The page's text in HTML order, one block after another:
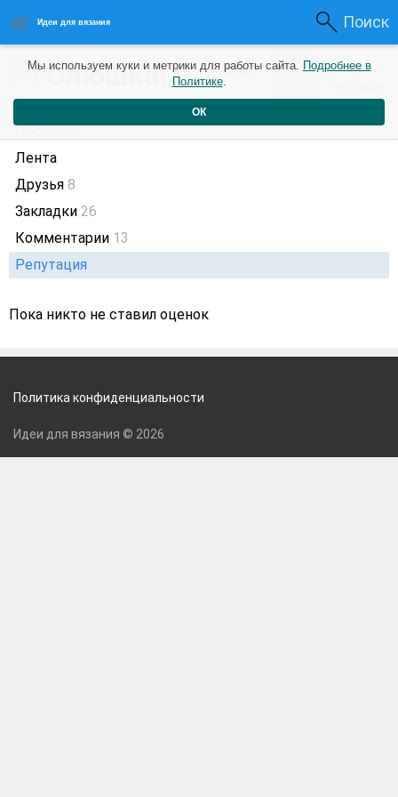
Идеи для вязания Поиск
Олюшка!9 дней назад 38 0
Профиль
Лента
Друзья 8
Закладки 26
Комментарии 13
Репутация
Пока никто не ставил оценок
Мы используем куки и метрики для работы сайта. Подробнее в
Политике.
ОК
Политика конфиденциальности
Идеи для вязания © 2026